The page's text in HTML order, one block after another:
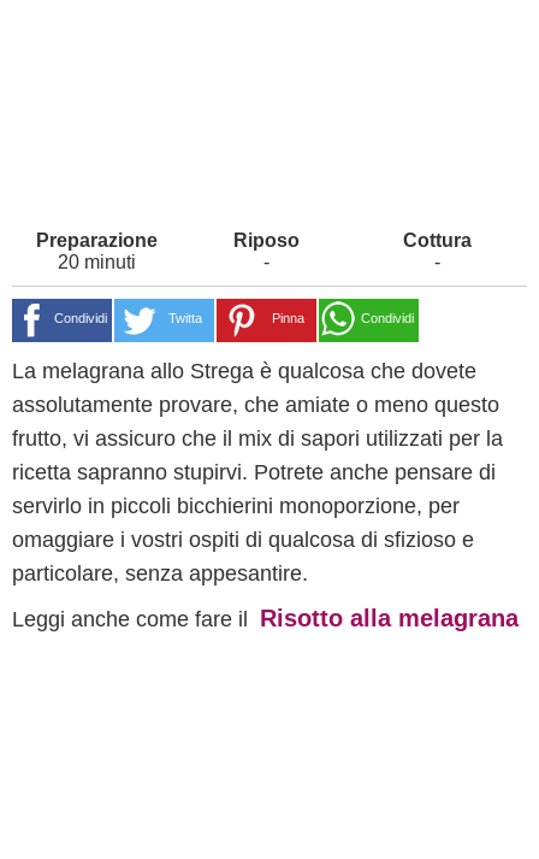
20 minuti - -
Condividi Twitta Pinna Condividi
La melagrana allo Strega è qualcosa che dovete
assolutamente provare, che amiate o meno questo
frutto, vi assicuro che il mix di sapori utilizzati per la
ricetta sapranno stupirvi. Potrete anche pensare di
servirlo in piccoli bicchierini monoporzione, per
omaggiare i vostri ospiti di qualcosa di sfizioso e
particolare, senza appesantire.
Leggi anche come fare il Risotto alla melagrana